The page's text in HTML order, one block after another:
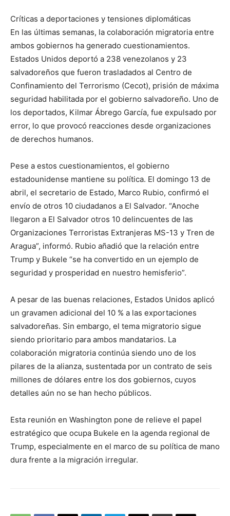
Críticas a deportaciones y tensiones diplomáticas
En las últimas semanas, la colaboración migratoria entre
ambos gobiernos ha generado cuestionamientos.
Estados Unidos deportó a 238 venezolanos y 23
salvadoreños que fueron trasladados al Centro de
Confinamiento del Terrorismo (Cecot), prisión de máxima
seguridad habilitada por el gobierno salvadoreño. Uno de
los deportados, Kilmar Ábrego García, fue expulsado por
error, lo que provocó reacciones desde organizaciones
de derechos humanos.
Pese a estos cuestionamientos, el gobierno
estadounidense mantiene su política. El domingo 13 de
abril, el secretario de Estado, Marco Rubio, confirmó el
envío de otros 10 ciudadanos a El Salvador. “Anoche
llegaron a El Salvador otros 10 delincuentes de las
Organizaciones Terroristas Extranjeras MS-13 y Tren de
Aragua”, informó. Rubio añadió que la relación entre
Trump y Bukele “se ha convertido en un ejemplo de
seguridad y prosperidad en nuestro hemisferio”.
A pesar de las buenas relaciones, Estados Unidos aplicó
un gravamen adicional del 10 % a las exportaciones
salvadoreñas. Sin embargo, el tema migratorio sigue
siendo prioritario para ambos mandatarios. La
colaboración migratoria continúa siendo uno de los
pilares de la alianza, sustentada por un contrato de seis
millones de dólares entre los dos gobiernos, cuyos
detalles aún no se han hecho públicos.
Esta reunión en Washington pone de relieve el papel
estratégico que ocupa Bukele en la agenda regional de
Trump, especialmente en el marco de su política de mano
dura frente a la migración irregular.